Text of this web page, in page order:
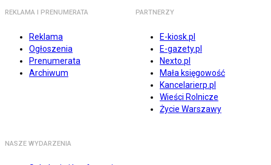
REKLAMA I PRENUMERATA
Reklama
Ogłoszenia
Prenumerata
Archiwum
PARTNERZY
E-kiosk.pl
E-gazety.pl
Nexto.pl
Mała księgowość
Kancelarierp.pl
Wieści Rolnicze
Życie Warszawy
NASZE WYDARZENIA